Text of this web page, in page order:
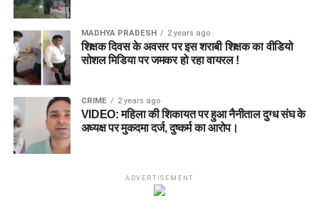
MADHYA PRADESH 2 years ago
शिक्षक दिवस के अवसर पर इस शराबी शिक्षक का वीडियो
सोशल मिडिया पर जमकर हो रहा वायरल !
CRIME 2 years ago
VIDEO: महिला की शिकायत पर हुआ नैनीताल दुग्ध संघ के
अध्यक्ष पर मुकदमा दर्ज, दुष्कर्म का आरोप।
ADVERTISEMENT